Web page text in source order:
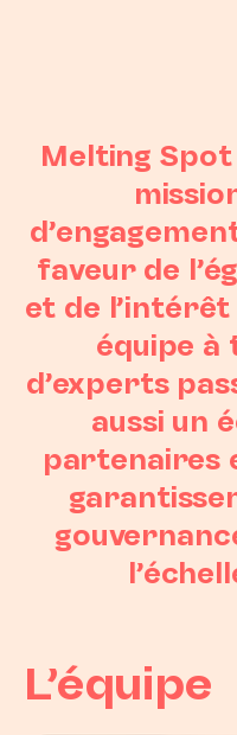
Melting
faveur de
et de l’intérêt
équipe à
d’experts
aussi un
partenaires
L’équipe